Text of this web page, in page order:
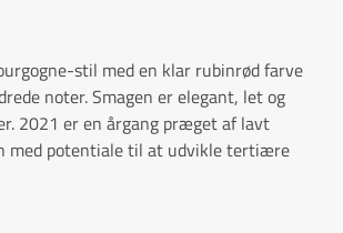
stil med en klar rubinrød farve
noter. Smagen er elegant, let og
2021 er en årgang præget af lavt
med potentiale til at udvikle tertiære